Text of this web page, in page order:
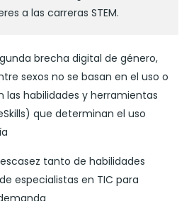
a las carreras STEM.
brecha digital de género,
sexos no se basan en el uso o
las habilidades y herramientas
que determinan el uso
tanto de habilidades
especialistas en TIC para